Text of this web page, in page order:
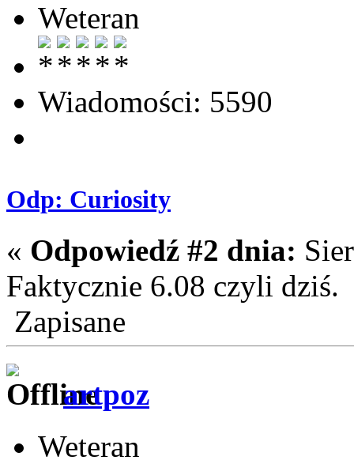
Weteran
Wiadomości: 5590
Odp: Curiosity
« Odpowiedź #2 dnia:
Faktycznie 6.08 czyli dziś.
Zapisane
artpoz
Weteran